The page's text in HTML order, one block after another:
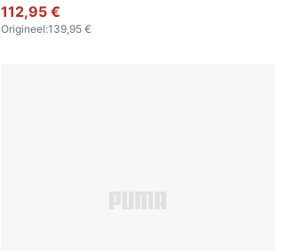
112,95 €
Origineel:139,95 €